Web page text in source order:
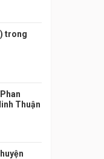
trong
Thuận